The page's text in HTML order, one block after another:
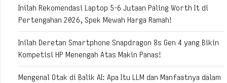
Inilah Rekomendasi Laptop 5-6 Jutaan Paling Worth It di
Pertengahan 2026, Spek Mewah Harga Ramah!
Inilah Deretan Smartphone Snapdragon 8s Gen 4 yang Bikin
Kompetisi HP Menengah Atas Makin Panas!
Mengenal Otak di Balik AI: Apa Itu LLM dan Manfaatnya dalam